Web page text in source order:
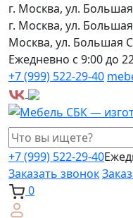
г. Москва, ул.
г. Москва, ул.
Москва, ул. Большая
Ежедневно с 9:00 до
+7 (999) 522-29-40
+7 (999) 522-29-40
Заказать звонок
0